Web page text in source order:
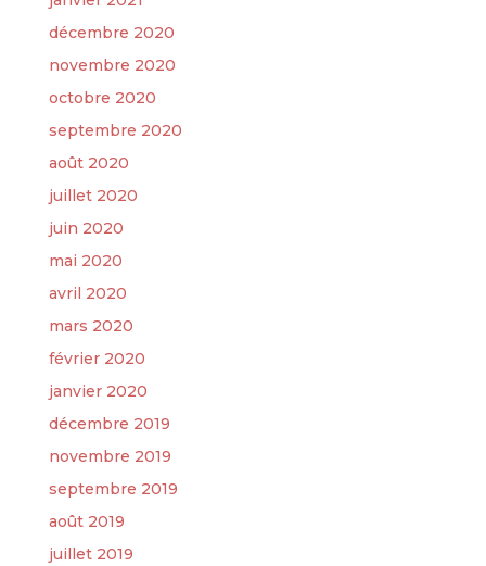
décembre 2020
novembre 2020
octobre 2020
septembre 2020
août 2020
juillet 2020
juin 2020
mai 2020
avril 2020
mars 2020
février 2020
janvier 2020
décembre 2019
novembre 2019
septembre 2019
août 2019
juillet 2019